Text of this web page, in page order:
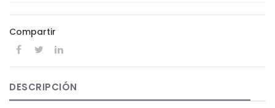
Compartir
DESCRIPCIÓN